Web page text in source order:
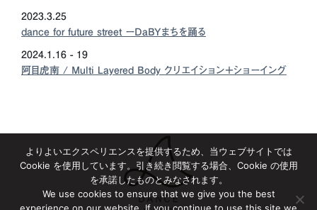
2023.3.25
dance for future street ーDaBYまちを踊る
2024.1.16 - 19
阿目虎南 / Multi Layered Body クリエイション＋ショーイング
よりよいエクスペリエンスを提供するため、当ウェブサイトでは
Cookie を使用しています。引き続き閲覧する場合、Cookie の使用
を承諾したものとみなされます。
We use cookies to ensure that we give you the best